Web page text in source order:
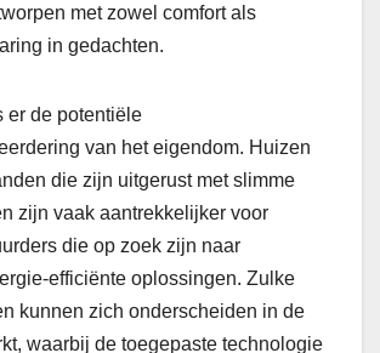
met zowel comfort als
in gedachten.
er de potentiële
van het eigendom. Huizen
die zijn uitgerust met slimme
zijn vaak aantrekkelijker voor
die op zoek zijn naar
efficiënte oplossingen. Zulke
kunnen zich onderscheiden in de
waarbij de toegepaste technologie